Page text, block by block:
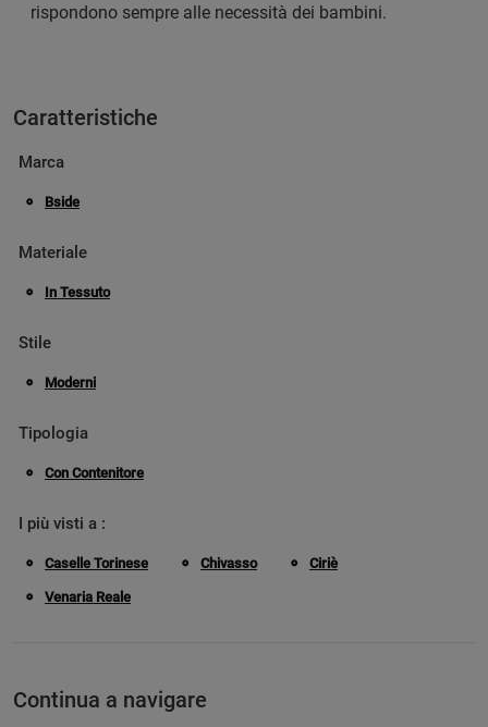
rispondono sempre alle necessità dei bambini.
Caratteristiche
Marca
Bside
Materiale
In Tessuto
Stile
Moderni
Tipologia
Con Contenitore
I più visti a :
Caselle Torinese Chivasso Ciriè
Venaria Reale
Continua a navigare